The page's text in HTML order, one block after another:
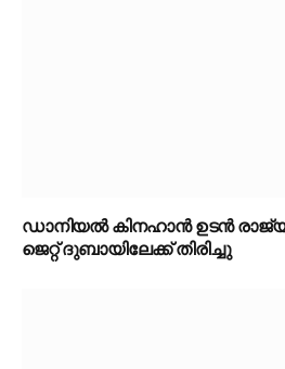
ഡാനിയൽ കിനഹാൻ ഉടൻ
ജെറ്റ് ദുബായിലേക്ക് തിരിച്ചു